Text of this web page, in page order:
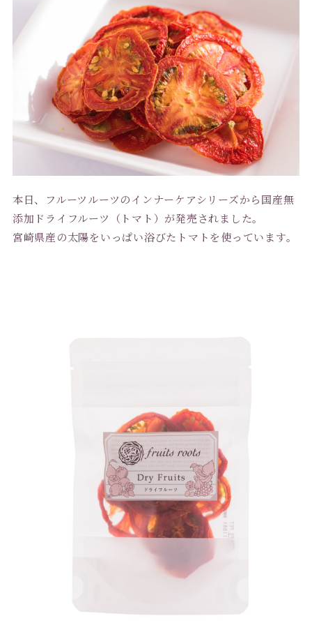
本日、フルーツルーツのインナーケアシリーズから国産無
添加ドライフルーツ（トマト）が発売されました。
宮崎県産の太陽をいっぱい浴びたトマトを使っています。